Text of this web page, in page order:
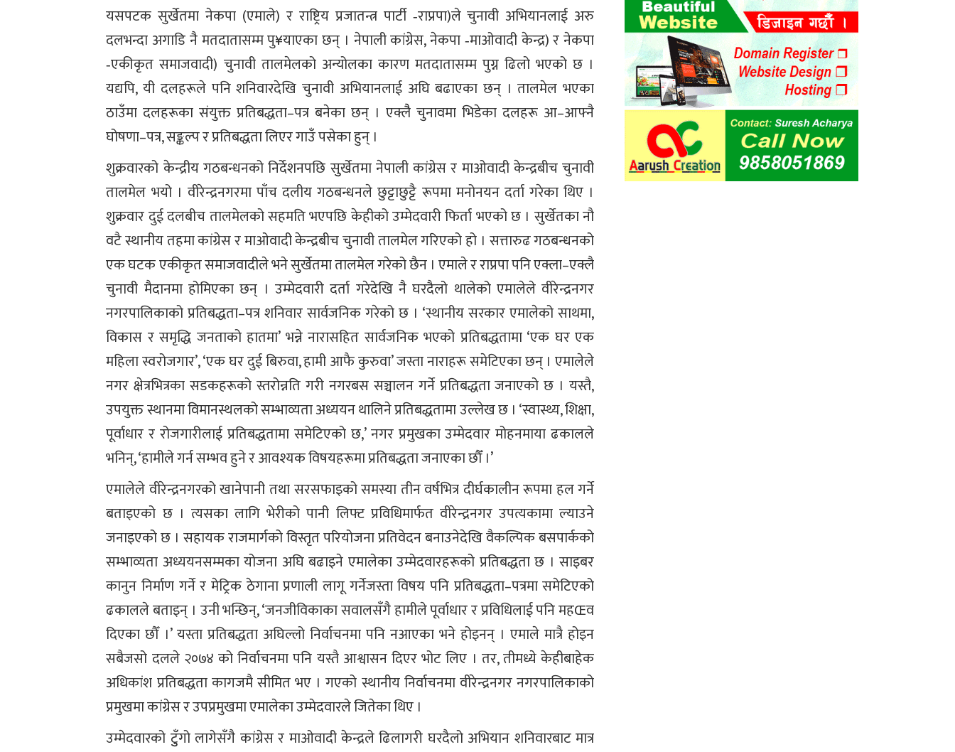
यसपटक सुर्खेतमा नेकपा (एमाले) र राष्ट्रिय प्रजातन्त्र पार्टी ‐राप्रपा)ले चुनावी अभियानलाई अरु
दलभन्दा अगाडि नै मतदातासम्म पु¥याएका छन् । नेपाली कांग्रेस, नेकपा ‐माओवादी केन्द्र) र नेकपा
‐एकीकृत समाजवादी) चुनावी तालमेलको अन्योलका कारण मतदातासम्म पुग्न ढिलो भएको छ ।
यद्यपि, यी दलहरूले पनि शनिवारदेखि चुनावी अभियानलाई अघि बढाएका छन् । तालमेल भएका
ठाउँमा दलहरूका संयुक्त प्रतिबद्धता–पत्र बनेका छन् । एक्लैै चुनावमा भिडेका दलहरू आ–आफ्नै
घोषणा–पत्र, सङ्कल्प र प्रतिबद्धता लिएर गाउँ पसेका हुन् ।
शुक्रवारको केन्द्रीय गठबन्धनको निर्देशनपछि सुुर्खेतमा नेपाली कांग्रेस र माओवादी केन्द्रबीच चुनावी
तालमेल भयो । वीरेन्द्रनगरमा पाँच दलीय गठबन्धनले छुट्टाछुट्टै रूपमा मनोनयन दर्ता गरेका थिए ।
शुक्रवार दुई दलबीच तालमेलको सहमति भएपछि केहीको उम्मेदवारी फिर्ता भएको छ । सुर्खेतका नौ
वटै स्थानीय तहमा कांग्रेस र माओवादी केन्द्रबीच चुनावी तालमेल गरिएको हो । सत्तारुढ गठबन्धनको
एक घटक एकीकृत समाजवादीले भने सुर्खेतमा तालमेल गरेको छैन । एमाले र राप्रपा पनि एक्ला–एक्लै
चुनावी मैदानमा होमिएका छन् । उम्मेदवारी दर्ता गरेदेखि नै घरदैलो थालेको एमालेले वीरेन्द्रनगर
नगरपालिकाको प्रतिबद्धता–पत्र शनिवार सार्वजनिक गरेको छ । ‘स्थानीय सरकार एमालेको साथमा,
विकास र समृद्धि जनताको हातमा’ भन्ने नारासहित सार्वजनिक भएको प्रतिबद्धतामा ‘एक घर एक
महिला स्वरोजगार’, ‘एक घर दुई बिरुवा, हामी आफै कुरुवा’ जस्ता नाराहरू समेटिएका छन् । एमालेले
नगर क्षेत्रभित्रका सडकहरूको स्तरोन्नति गरी नगरबस सञ्चालन गर्ने प्रतिबद्धता जनाएको छ । यस्तै,
उपयुक्त स्थानमा विमानस्थलको सम्भाव्यता अध्ययन थालिने प्रतिबद्धतामा उल्लेख छ । ‘स्वास्थ्य, शिक्षा,
पूर्वाधार र रोजगारीलाई प्रतिबद्धतामा समेटिएको छ,’ नगर प्रमुखका उम्मेदवार मोहनमाया ढकालले
भनिन्, ‘हामीले गर्न सम्भव हुने र आवश्यक विषयहरूमा प्रतिबद्धता जनाएका छौँ ।’
एमालेले वीरेन्द्रनगरको खानेपानी तथा सरसफाइको समस्या तीन वर्षभित्र दीर्घकालीन रूपमा हल गर्ने
बताइएको छ । त्यसका लागि भेरीको पानी लिफ्ट प्रविधिमार्फत वीरेन्द्रनगर उपत्यकामा ल्याउने
जनाइएको छ । सहायक राजमार्गको विस्तृत परियोजना प्रतिवेदन बनाउनेदेखि वैकल्पिक बसपार्कको
सम्भाव्यता अध्ययनसम्मका योजना अघि बढाइने एमालेका उम्मेदवारहरूको प्रतिबद्धता छ । साइबर
कानुन निर्माण गर्ने र मेट्रिक ठेगाना प्रणाली लागू गर्नेजस्ता विषय पनि प्रतिबद्धता–पत्रमा समेटिएको
ढकालले बताइन् । उनी भन्छिन्, ‘जनजीविकाका सवालसँगै हामीले पूर्वाधार र प्रविधिलाई पनि महŒव
दिएका छौँ ।’ यस्ता प्रतिबद्धता अघिल्लो निर्वाचनमा पनि नआएका भने होइनन् । एमाले मात्रै होइन
सबैजसो दलले २०७४ को निर्वाचनमा पनि यस्तै आश्वासन दिएर भोट लिए । तर, तीमध्ये केहीबाहेक
अधिकांश प्रतिबद्धता कागजमै सीमित भए । गएको स्थानीय निर्वाचनमा वीरेन्द्रनगर नगरपालिकाको
प्रमुखमा कांग्रेस र उपप्रमुखमा एमालेका उम्मेदवारले जितेका थिए ।
उम्मेदवारको टुुँगो लागेसँगै कांग्रेस र माओवादी केन्द्रले ढिलागरी घरदैलो अभियान शनिवारबाट मात्र